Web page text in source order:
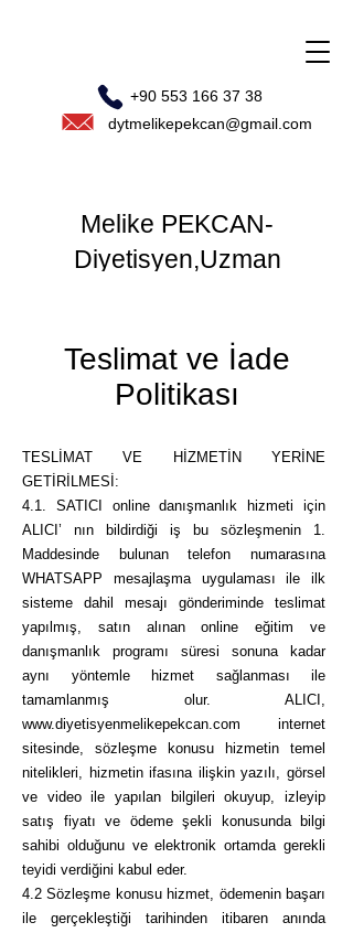
+90 553 166 37 38
dytmelikepekcan@gmail.com
Melike PEKCAN-
Diyetisyen,Uzman
Teslimat ve İade
Politikası
TESLİMAT VE HİZMETİN YERİNE
GETİRİLMESİ:
4.1. SATICI online danışmanlık hizmeti için
ALICI’ nın bildirdiği iş bu sözleşmenin 1.
Maddesinde bulunan telefon numarasına
WHATSAPP mesajlaşma uygulaması ile ilk
sisteme dahil mesajı gönderiminde teslimat
yapılmış, satın alınan online eğitim ve
danışmanlık programı süresi sonuna kadar
aynı yöntemle hizmet sağlanması ile
tamamlanmış olur. ALICI,
www.diyetisyenmelikepekcan.com internet
sitesinde, sözleşme konusu hizmetin temel
nitelikleri, hizmetin ifasına ilişkin yazılı, görsel
ve video ile yapılan bilgileri okuyup, izleyip
satış fiyatı ve ödeme şekli konusunda bilgi
sahibi olduğunu ve elektronik ortamda gerekli
teyidi verdiğini kabul eder.
4.2 Sözleşme konusu hizmet, ödemenin başarı
ile gerçekleştiği tarihinden itibaren anında